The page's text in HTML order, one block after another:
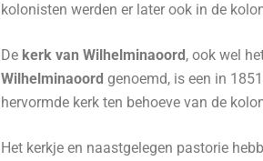
kolonisten werden er later ook in de
De kerk van Wilhelminaoord, ook wel
Wilhelminaoord genoemd, is een in
hervormde kerk ten behoeve van de
Het kerkje en naastgelegen pastorie